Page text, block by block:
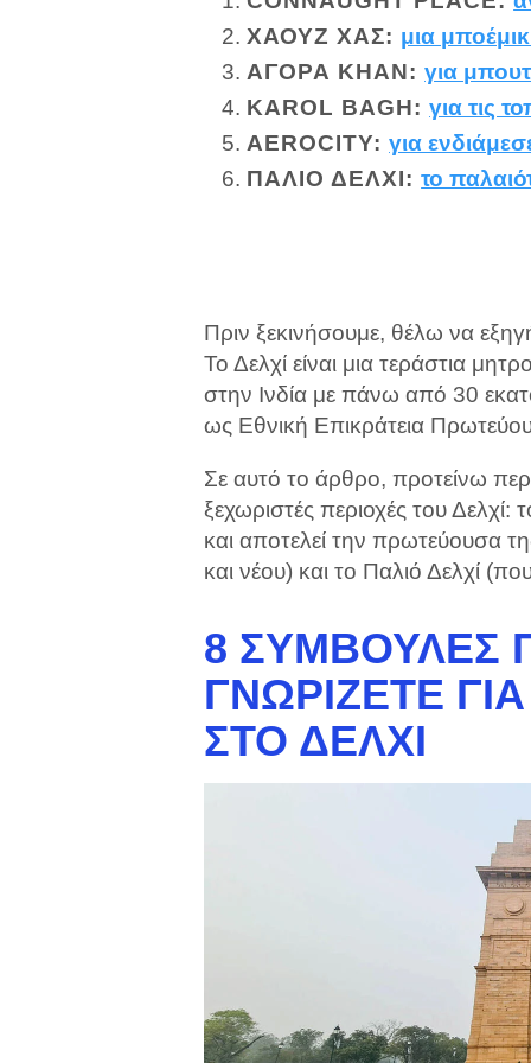
ΧΆΟΥΖ ΧΑΣ: μια
ΑΓΟΡΆ KHAN:για
KAROL BAGH:για τις
AEROCITY:για
ΠΑΛΙΌ ΔΕΛΧΊ:το
Πριν ξεκινήσουμε, θέλω να
Το Δελχί είναι μια τεράστια
στην Ινδία με πάνω από 30
ως Εθνική Επικράτεια
Σε αυτό το άρθρο, προτείνω
ξεχωριστές περιοχές του
και αποτελεί την πρωτεύουσα
και νέου) και το Παλιό Δελχί
8 ΣΥΜΒΟΥΛΈΣ
ΓΝΩΡΊΖΕΤΕ
ΣΤΟ ΔΕΛΧΊ